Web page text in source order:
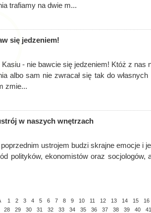
trafiamy na dwie m...
się jedzeniem!
- nie bawcie się jedzeniem! Któż z nas
albo sam nie zwracał się tak do
zmie...
w naszych wnętrzach
ustrojem budzi skrajne emocje i
polityków, ekonomistów oraz socjologów,
1 2 3 4 5 6 7 8 9 10 11 12 13 14 15
16
28 29 30 31 32 33 34 35 36 37 38 39 40
41